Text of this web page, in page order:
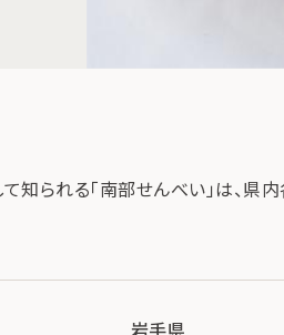
知られる「南部せんべい」は、県
岩手県